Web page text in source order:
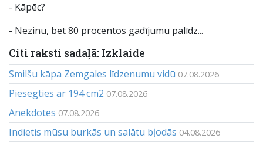
- Kāpēc?
- Nezinu, bet 80 procentos gadījumu palīdz...
Citi raksti sadaļā: Izklaide
Smilšu kāpa Zemgales līdzenumu vidū 07.08.2026
Piesegties ar 194 cm2 07.08.2026
Anekdotes 07.08.2026
Indietis mūsu burkās un salātu bļodās 04.08.2026